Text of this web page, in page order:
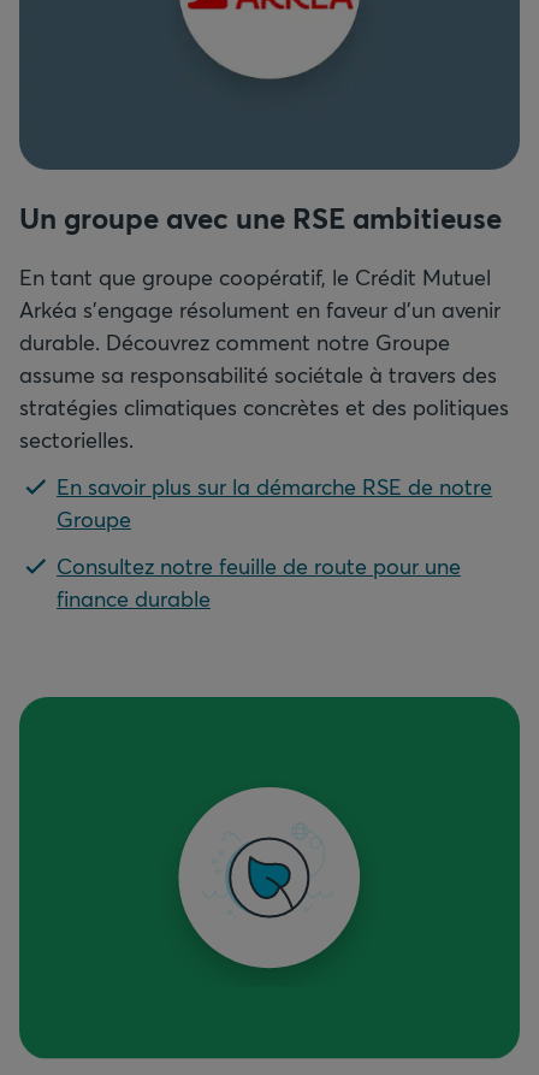
Un groupe avec une RSE ambitieuse
En tant que groupe coopératif, le Crédit Mutuel
Arkéa s'engage résolument en faveur d'un avenir
durable. Découvrez comment notre Groupe
assume sa responsabilité sociétale à travers des
stratégies climatiques concrètes et des politiques
sectorielles.
En savoir plus sur la démarche RSE de notre
Groupe
Consultez notre feuille de route pour une
finance durable